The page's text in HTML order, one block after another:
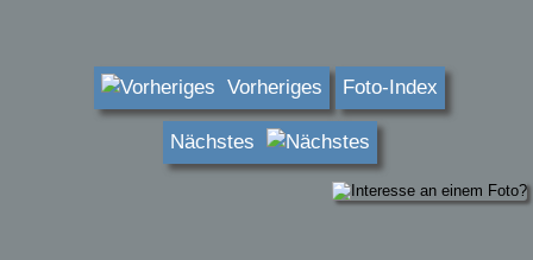
Vorheriges Foto-Index
Nächstes